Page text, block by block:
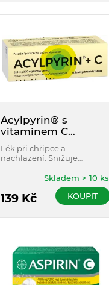
Acylpyrin® s
vitaminem C
320mg/200mg 12
šumivých tablet
Lék při chřipce a
nachlazení. Snižuje
hlavy, kloubů a svalů
provázející chřipková
onemocnění.
139 Kč
Skladem > 10 ks
KOUPIT